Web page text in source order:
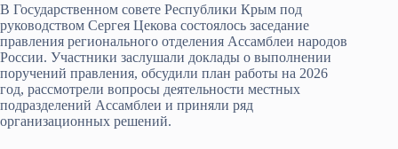
В Государственном совете Республики Крым под
руководством Сергея Цекова состоялось заседание
правления регионального отделения Ассамблеи народов
России. Участники заслушали доклады о выполнении
поручений правления, обсудили план работы на 2026
год, рассмотрели вопросы деятельности местных
подразделений Ассамблеи и приняли ряд
организационных решений.